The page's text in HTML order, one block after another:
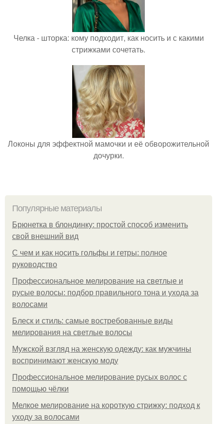
Челка - шторка: кому подходит, как носить и с какими
стрижками сочетать.
Локоны для эффектной мамочки и её обворожительной
дочурки.
Популярные материалы
Брюнетка в блондинку: простой способ изменить
свой внешний вид
С чем и как носить гольфы и гетры: полное
руководство
Профессиональное мелирование на светлые и
русые волосы: подбор правильного тона и ухода за
волосами
Блеск и стиль: самые востребованные виды
мелирования на светлые волосы
Мужской взгляд на женскую одежду: как мужчины
воспринимают женскую моду
Профессиональное мелирование русых волос с
помощью чёлки
Мелкое мелирование на короткую стрижку: подход к
уходу за волосами